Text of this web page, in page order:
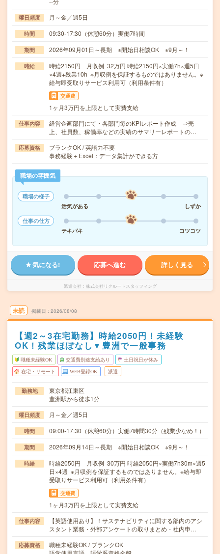
曜日頻度 月～金／週5日
時間 09:30-17:30（休憩60分）実働7時間
期間 2026年09月01日～長期 ※開始日相談OK ※9月～！
時給
時給2150円 月収例 32万円 時給2150円×実働7h×週5日
×4週+残業10h ※月収例を保証するものではありません。※
給与即受取りサービス利用可（利用条件有）
交通費
1ヶ月3万円を上限として実費支給
仕事内容
経営企画部門にて・各部門毎のKPIレポート作成 ⇒売
上、社員数、稼働率などの実績のサマリーレポートの…
応募資格
ブランクOK / 英語力不要
事務経験＋Excel：データ集計ができる方
職場の雰囲気
職場の様子
活気がある
しずか
仕事の仕方
テキパキ
コツコツ
気になる! 応募へ進む 詳しく見る
派遣会社 株式会社リクルートスタッフィング
未読 掲載日 2026/08/08
【週2～3在宅勤務】時給2050円！未経験
OK！残業ほぼなし▼豊洲で一般事務
職種未経験OK 交通費別途支給あり 土日祝日が休み
在宅・リモート WEB登録OK 派遣
勤務地
東京都江東区
豊洲駅から徒歩1分
曜日頻度 月～金／週5日
時間 09:00-17:30（休憩60分）実働7時間30分（残業少なめ！）
期間 2026年09月14日～長期 ※開始日相談OK ※9月～！
時給
時給2050円 月収例 30万円 時給2050円×実働7h30m×週5
日×4週 ※月収例を保証するものではありません。※給与即
受取りサービス利用可（利用条件有）
交通費
1ヶ月3万円を上限として実費支給
仕事内容
【英語使用あり】！サステナビリティに関する部内のアシ
スタント業務・外部アンケートの取りまとめ・社内申…
応募資格
職種未経験OK / ブランクOK